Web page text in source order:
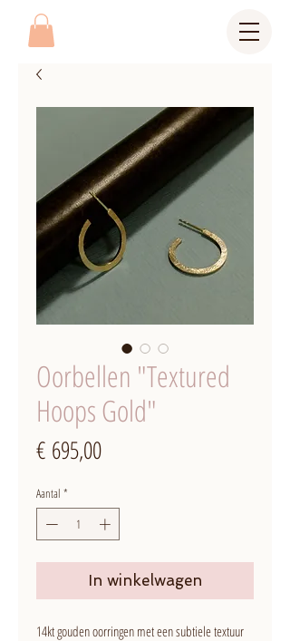
Oorbellen "Textured
Hoops Gold"
€ 695,00Prijs
Aantal *
In winkelwagen
14kt gouden oorringen met een subtiele textuur